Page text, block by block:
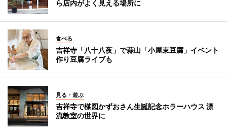
ら店内がよく見える場所に
食べる
吉祥寺「八十八夜」で蒜山「小屋束豆腐」イベント
作り豆腐ライブも
見る・遊ぶ
吉祥寺で楳図かずおさん生誕記念ホラーハウス 漂
流教室の世界に